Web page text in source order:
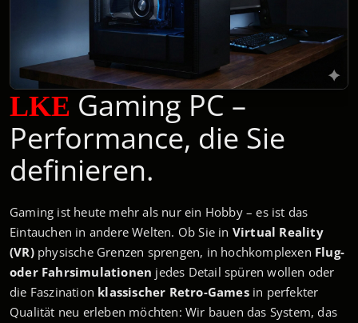
LKE Gaming PC –
Performance, die Sie
definieren.
Gaming ist heute mehr als nur ein Hobby – es ist das
Eintauchen in andere Welten. Ob Sie in Virtual Reality
(VR)physische Grenzen sprengen, in hochkomplexen Flug-
oder Fahrsimulationen jedes Detail spüren wollen oder
die Faszination klassischer Retro-Gamesin perfekter
Qualität neu erleben möchten: Wir bauen das System, das